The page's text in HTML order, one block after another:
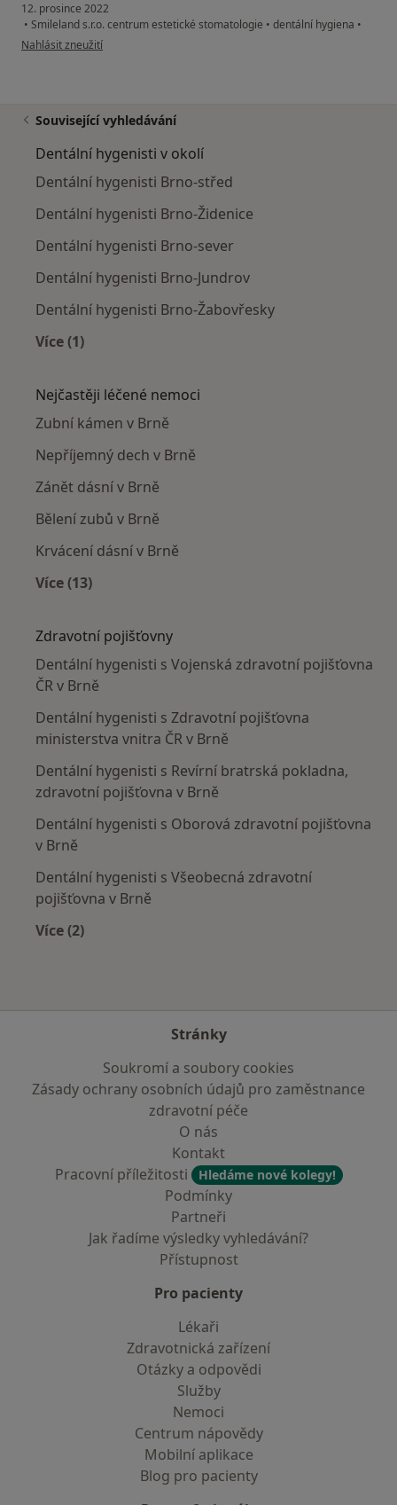
12. prosince 2022
• Smileland s.r.o. centrum estetické stomatologie • dentální hygiena •
podle názoru uživatele Radka
Nahlásit zneužití
Související vyhledávání
Dentální hygenisti v okolí
Dentální hygenisti Brno-střed
Dentální hygenisti Brno-Židenice
Dentální hygenisti Brno-sever
Dentální hygenisti Brno-Jundrov
Dentální hygenisti Brno-Žabovřesky
Více (1)
Nejčastěji léčené nemoci
Zubní kámen v Brně
Nepříjemný dech v Brně
Zánět dásní v Brně
Bělení zubů v Brně
Krvácení dásní v Brně
Více (13)
Zdravotní pojišťovny
Dentální hygenisti s Vojenská zdravotní pojišťovna
ČR v Brně
Dentální hygenisti s Zdravotní pojišťovna
ministerstva vnitra ČR v Brně
Dentální hygenisti s Revírní bratrská pokladna,
zdravotní pojišťovna v Brně
Dentální hygenisti s Oborová zdravotní pojišťovna
v Brně
Dentální hygenisti s Všeobecná zdravotní
pojišťovna v Brně
Více (2)
Stránky
Soukromí a soubory cookies
Zásady ochrany osobních údajů pro zaměstnance
zdravotní péče
O nás
Kontakt
Pracovní příležitosti
Hledáme nové kolegy!
Podmínky
Partneři
Jak řadíme výsledky vyhledávání?
Přístupnost
Pro pacienty
Lékaři
Zdravotnická zařízení
Otázky a odpovědi
Služby
Nemoci
Centrum nápovědy
Mobilní aplikace
Blog pro pacienty